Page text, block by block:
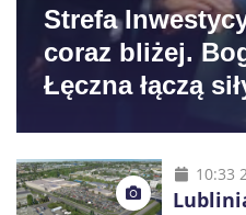
Strefa
coraz bliżej.
Łęczna łączą
10:33